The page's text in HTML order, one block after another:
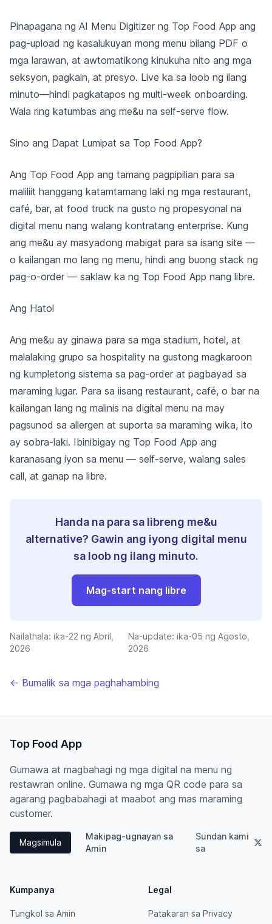
Pinapagana ng AI Menu Digitizer ng Top Food App ang
pag-upload ng kasalukuyan mong menu bilang PDF o
mga larawan, at awtomatikong kinukuha nito ang mga
seksyon, pagkain, at presyo. Live ka sa loob ng ilang
minuto—hindi pagkatapos ng multi-week onboarding.
Wala ring katumbas ang me&u na self-serve flow.
Sino ang Dapat Lumipat sa Top Food App?
Ang Top Food App ang tamang pagpipilian para sa
maliliit hanggang katamtamang laki ng mga restaurant,
café, bar, at food truck na gusto ng propesyonal na
digital menu nang walang kontratang enterprise. Kung
ang me&u ay masyadong mabigat para sa isang site —
o kailangan mo lang ng menu, hindi ang buong stack ng
pag-o-order — saklaw ka ng Top Food App nang libre.
Ang Hatol
Ang me&u ay ginawa para sa mga stadium, hotel, at
malalaking grupo sa hospitality na gustong magkaroon
ng kumpletong sistema sa pag-order at pagbayad sa
maraming lugar. Para sa iisang restaurant, café, o bar na
kailangan lang ng malinis na digital menu na may
pagsunod sa allergen at suporta sa maraming wika, ito
ay sobra-laki. Ibinibigay ng Top Food App ang
karanasang iyon sa menu — self-serve, walang sales
call, at ganap na libre.
Handa na para sa libreng me&u
alternative? Gawin ang iyong digital menu
sa loob ng ilang minuto.
Mag-start nang libre
Nailathala: ika-22 ng Abril,
2026
Na-update: ika-05 ng Agosto,
2026
← Bumalik sa mga paghahambing
Top Food App
Gumawa at magbahagi ng mga digital na menu ng
restawran online. Gumawa ng mga QR code para sa
agarang pagbabahagi at maabot ang mas maraming
customer.
Magsimula
Makipag-ugnayan sa
Amin
Sundan kami
sa
Kumpanya
Tungkol sa Amin
Legal
Patakaran sa Privacy